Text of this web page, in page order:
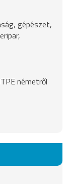
gépészet,
németről